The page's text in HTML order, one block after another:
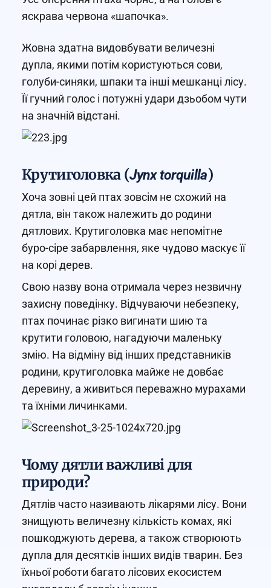
яскрава червона «шапочка».
Жовна здатна видовбувати величезні
дупла, якими потім користуються сови,
голуби-синяки, шпаки та інші мешканці лісу.
Її гучний голос і потужні удари дзьобом чути
на значній відстані.
Крутиголовка (Jynx torquilla)
Хоча зовні цей птах зовсім не схожий на
дятла, він також належить до родини
дятлових. Крутиголовка має непомітне
буро-сіре забарвлення, яке чудово маскує її
на корі дерев.
Свою назву вона отримала через незвичну
захисну поведінку. Відчуваючи небезпеку,
птах починає різко вигинати шию та
крутити головою, нагадуючи маленьку
змію. На відміну від інших представників
родини, крутиголовка майже не довбає
деревину, а живиться переважно мурахами
та їхніми личинками.
Чому дятли важливі для
природи?
Дятлів часто називають лікарями лісу. Вони
знищують величезну кількість комах, які
пошкоджують дерева, а також створюють
дупла для десятків інших видів тварин. Без
їхньої роботи багато лісових екосистем